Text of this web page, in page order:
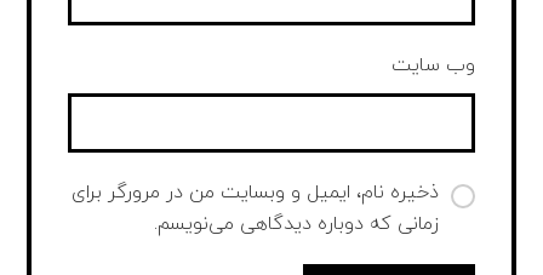
وب‌ سایت
ذخیره نام، ایمیل و وبسایت من در مرورگر برای
زمانی که دوباره دیدگاهی می‌نویسم.